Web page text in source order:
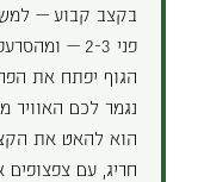
פני 2-3 —
הגוף יפתח את
נגמר לכם האוויר
הוא להאט את
חריג, עם צפצופים